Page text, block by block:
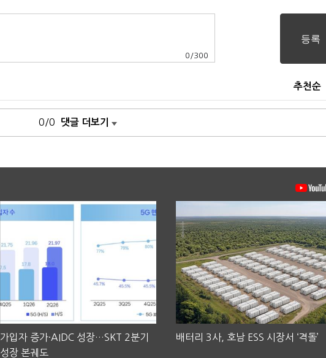
0 /300
추천순
0/0 댓글 더보기
가입자 증가·AIDC 성장…SKT 2분기
성장 본궤도
배터리 3사, 호남 ESS 시장서 ‘격돌’